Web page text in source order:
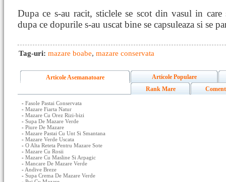
Dupa ce s-au racit, sticlele se scot din vasul in care
dupa ce dopurile s-au uscat bine se capsuleaza si se
Tag-uri: mazare boabe, mazare conservata
Articole Asemanatoare
Articole Populare
Rank Mare
- Fasole Pastai Conservata
- Mazare Fiarta Natur
- Mazare Cu Orez Rizi-bizi
- Supa De Mazare Verde
- Piure De Mazare
- Mazare Pastai Cu Unt Si Smantana
- Mazare Verde Uscata
- O Alta Reteta Pentru Mazare Sote
- Mazare Cu Rosii
- Mazare Cu Masline Si Arpagic
- Mancare De Mazare Verde
- Andive Breze
- Supa Crema De Mazare Verde